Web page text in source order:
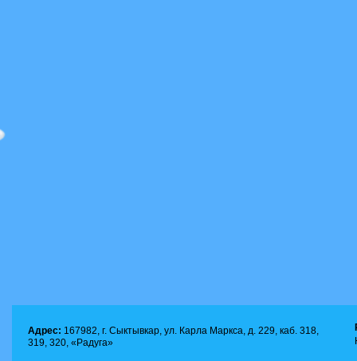
Адрес: 167982, г. Сыктывкар, ул. Карла Маркса, д. 229, каб. 318,
319, 320, «Радуга»